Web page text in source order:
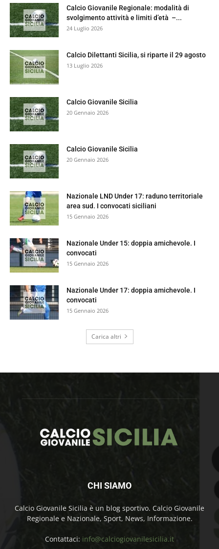
Calcio Giovanile Regionale: modalità di
svolgimento attività e limiti d’età –...
24 Luglio 2026
Calcio Dilettanti Sicilia, si riparte il 29 agosto
13 Luglio 2026
Calcio Giovanile Sicilia
20 Gennaio 2026
Calcio Giovanile Sicilia
20 Gennaio 2026
Nazionale LND Under 17: raduno territoriale
area sud. I convocati siciliani
15 Gennaio 2026
Nazionale Under 15: doppia amichevole. I
convocati
15 Gennaio 2026
Nazionale Under 17: doppia amichevole. I
convocati
15 Gennaio 2026
Carica altri
CHI SIAMO
Calcio Giovanile Sicilia è un blog sportivo. Calcio Giovanile
Regionale e Nazionale, Sport, News, Informazione.
Contattaci: info@calciogiovanilesicilia.it